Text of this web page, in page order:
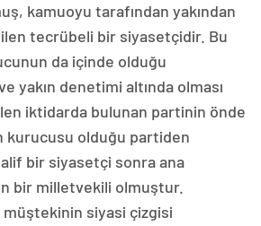
kamuoyu tarafından yakından
tecrübeli bir siyasetçidir. Bu
da içinde olduğu
yakın denetimi altında olması
iktidarda bulunan partinin önde
kurucusu olduğu partiden
bir siyasetçi sonra ana
bir milletvekili olmuştur.
siyasi çizgisi